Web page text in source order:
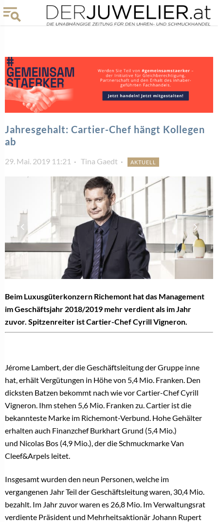
Jahresgehalt: Cartier-Chef hängt Kollegen
ab
29. Mai. 2019 11:21 Tina Gaedt AKTUELL
Beim Luxusgüterkonzern Richemont hat das Management
im Geschäftsjahr 2018/2019 mehr verdient als im Jahr
zuvor. Spitzenreiter ist Cartier-Chef Cyrill Vigneron.
Jérome Lambert, der dieGeschäftsleitungder Gruppe inne
hat, erhält Vergütungen in Höhe von 5,4 Mio. Franken. Den
dicksten Batzen bekommt nach wie vor Cartier-ChefCyrill
Vigneron. Ihm stehen 5,6 Mio. Franken zu. Cartier ist die
bekannteste Marke im Richemont-Verbund. Hohe Gehälter
erhalten auch FinanzchefBurkhart Grund (5,4 Mio.)
und Nicolas Bos (4,9 Mio.), der die Schmuckmarke Van
Cleef&Arpels leitet.
Insgesamt wurden den neun Personen, welche im
vergangenen Jahr Teil derGeschäftsleitungwaren, 30,4 Mio.
bezahlt. Im Jahr zuvor waren es 26,8 Mio. Im Verwaltungsrat
verdiente Präsident und Mehrheitsaktionär Johann Rupert